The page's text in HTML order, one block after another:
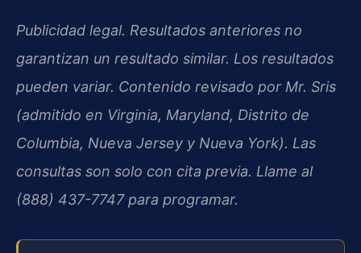
Publicidad legal. Resultados anteriores no
garantizan un resultado similar. Los resultados
pueden variar. Contenido revisado por Mr. Sris
(admitido en Virginia, Maryland, Distrito de
Columbia, Nueva Jersey y Nueva York). Las
consultas son solo con cita previa. Llame al
(888) 437-7747 para programar.